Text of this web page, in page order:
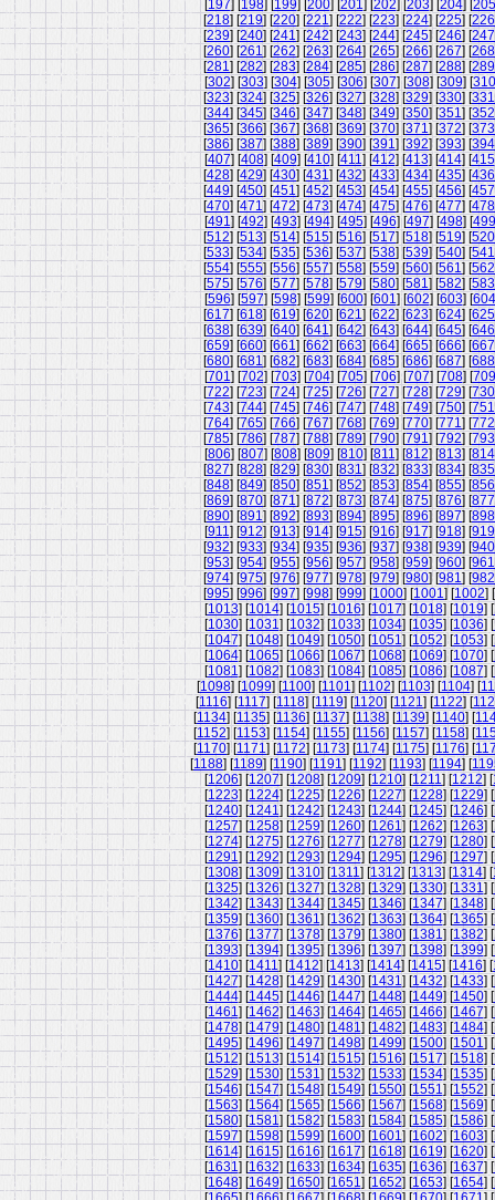
[197] [198] [199] [200] [201] [202] [203] [204] [205
[218] [219] [220] [221] [222] [223] [224] [225] [226
[239] [240] [241] [242] [243] [244] [245] [246] [247
[260] [261] [262] [263] [264] [265] [266] [267] [268
[281] [282] [283] [284] [285] [286] [287] [288] [289
[302] [303] [304] [305] [306] [307] [308] [309] [310
[323] [324] [325] [326] [327] [328] [329] [330] [331
[344] [345] [346] [347] [348] [349] [350] [351] [352
[365] [366] [367] [368] [369] [370] [371] [372] [373
[386] [387] [388] [389] [390] [391] [392] [393] [394
[407] [408] [409] [410] [411] [412] [413] [414] [415
[428] [429] [430] [431] [432] [433] [434] [435] [436
[449] [450] [451] [452] [453] [454] [455] [456] [457
[470] [471] [472] [473] [474] [475] [476] [477] [478
[491] [492] [493] [494] [495] [496] [497] [498] [499
[512] [513] [514] [515] [516] [517] [518] [519] [520
[533] [534] [535] [536] [537] [538] [539] [540] [541
[554] [555] [556] [557] [558] [559] [560] [561] [562
[575] [576] [577] [578] [579] [580] [581] [582] [583
[596] [597] [598] [599] [600] [601] [602] [603] [604
[617] [618] [619] [620] [621] [622] [623] [624] [625
[638] [639] [640] [641] [642] [643] [644] [645] [646
[659] [660] [661] [662] [663] [664] [665] [666] [667
[680] [681] [682] [683] [684] [685] [686] [687] [688
[701] [702] [703] [704] [705] [706] [707] [708] [709
[722] [723] [724] [725] [726] [727] [728] [729] [730
[743] [744] [745] [746] [747] [748] [749] [750] [751
[764] [765] [766] [767] [768] [769] [770] [771] [772
[785] [786] [787] [788] [789] [790] [791] [792] [793
[806] [807] [808] [809] [810] [811] [812] [813] [814
[827] [828] [829] [830] [831] [832] [833] [834] [835
[848] [849] [850] [851] [852] [853] [854] [855] [856
[869] [870] [871] [872] [873] [874] [875] [876] [877
[890] [891] [892] [893] [894] [895] [896] [897] [898
[911] [912] [913] [914] [915] [916] [917] [918] [919
[932] [933] [934] [935] [936] [937] [938] [939] [940
[953] [954] [955] [956] [957] [958] [959] [960] [961
[974] [975] [976] [977] [978] [979] [980] [981] [982
[995] [996] [997] [998] [999] [1000] [1001] [1002] [
[1013] [1014] [1015] [1016] [1017] [1018] [1019] [
[1030] [1031] [1032] [1033] [1034] [1035] [1036] [
[1047] [1048] [1049] [1050] [1051] [1052] [1053] [
[1064] [1065] [1066] [1067] [1068] [1069] [1070] [
[1081] [1082] [1083] [1084] [1085] [1086] [1087] [
[1098] [1099] [1100] [1101] [1102] [1103] [1104] [
[1116] [1117] [1118] [1119] [1120] [1121] [1122] [
[1134] [1135] [1136] [1137] [1138] [1139] [1140] [
[1152] [1153] [1154] [1155] [1156] [1157] [1158] [
[1170] [1171] [1172] [1173] [1174] [1175] [1176] [
[1188] [1189] [1190] [1191] [1192] [1193] [1194] [
[1206] [1207] [1208] [1209] [1210] [1211] [1212] [
[1223] [1224] [1225] [1226] [1227] [1228] [1229] [
[1240] [1241] [1242] [1243] [1244] [1245] [1246] [
[1257] [1258] [1259] [1260] [1261] [1262] [1263] [
[1274] [1275] [1276] [1277] [1278] [1279] [1280] [
[1291] [1292] [1293] [1294] [1295] [1296] [1297] [
[1308] [1309] [1310] [1311] [1312] [1313] [1314] [
[1325] [1326] [1327] [1328] [1329] [1330] [1331] [
[1342] [1343] [1344] [1345] [1346] [1347] [1348] [
[1359] [1360] [1361] [1362] [1363] [1364] [1365] [
[1376] [1377] [1378] [1379] [1380] [1381] [1382] [
[1393] [1394] [1395] [1396] [1397] [1398] [1399] [
[1410] [1411] [1412] [1413] [1414] [1415] [1416] [
[1427] [1428] [1429] [1430] [1431] [1432] [1433] [
[1444] [1445] [1446] [1447] [1448] [1449] [1450] [
[1461] [1462] [1463] [1464] [1465] [1466] [1467] [
[1478] [1479] [1480] [1481] [1482] [1483] [1484] [
[1495] [1496] [1497] [1498] [1499] [1500] [1501] [
[1512] [1513] [1514] [1515] [1516] [1517] [1518] [
[1529] [1530] [1531] [1532] [1533] [1534] [1535] [
[1546] [1547] [1548] [1549] [1550] [1551] [1552] [
[1563] [1564] [1565] [1566] [1567] [1568] [1569] [
[1580] [1581] [1582] [1583] [1584] [1585] [1586] [
[1597] [1598] [1599] [1600] [1601] [1602] [1603] [
[1614] [1615] [1616] [1617] [1618] [1619] [1620] [
[1631] [1632] [1633] [1634] [1635] [1636] [1637] [
[1648] [1649] [1650] [1651] [1652] [1653] [1654] [